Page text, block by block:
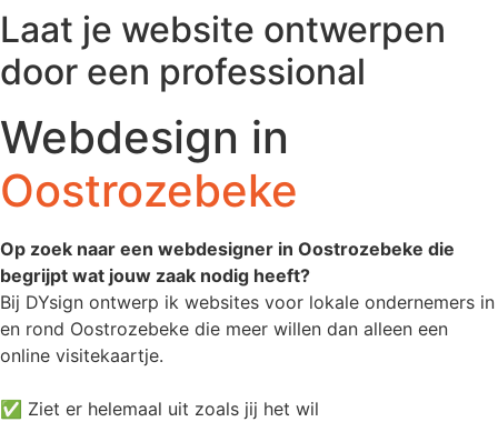
Laat je website ontwerpen
door een professional
Webdesign in
Oostrozebeke
Op zoek naar een webdesigner in Oostrozebeke die
begrijpt wat jouw zaak nodig heeft?
Bij DYsign ontwerp ik websites voor lokale ondernemers in
en rond Oostrozebeke die meer willen dan alleen een
online visitekaartje.
✅ Ziet er helemaal uit zoals jij het wil